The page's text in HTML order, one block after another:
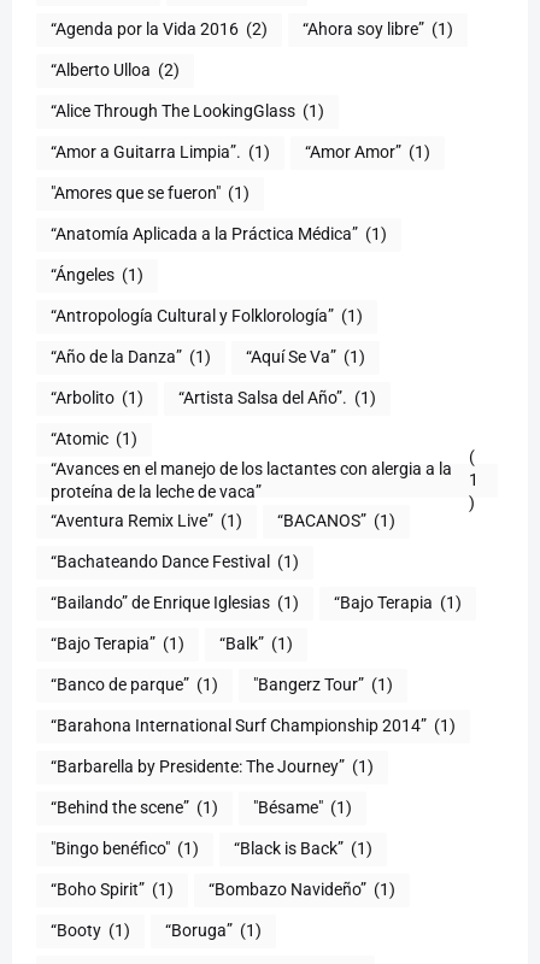
“Agenda por la Vida 2016 (2) “Ahora soy libre” (1)
“Alberto Ulloa (2)
“Alice Through The LookingGlass (1)
“Amor a Guitarra Limpia”. (1) “Amor Amor” (1)
"Amores que se fueron" (1)
“Anatomía Aplicada a la Práctica Médica” (1)
“Ángeles (1)
“Antropología Cultural y Folklorología” (1)
“Año de la Danza” (1) “Aquí Se Va” (1)
“Arbolito (1) “Artista Salsa del Año”. (1)
“Atomic (1)
“Avances en el manejo de los lactantes con alergia a la
proteína de la leche de vaca”
(
1
)
“Aventura Remix Live” (1) “BACANOS” (1)
“Bachateando Dance Festival (1)
“Bailando” de Enrique Iglesias (1) “Bajo Terapia (1)
“Bajo Terapia” (1) “Balk” (1)
“Banco de parque” (1) "Bangerz Tour” (1)
“Barahona International Surf Championship 2014” (1)
“Barbarella by Presidente: The Journey” (1)
“Behind the scene” (1) "Bésame" (1)
"Bingo benéfico" (1) “Black is Back” (1)
“Boho Spirit” (1) “Bombazo Navideño” (1)
“Booty (1) “Boruga” (1)